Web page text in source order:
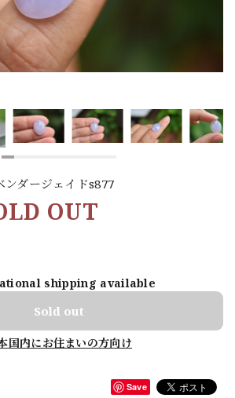
ダージェイドs877
OUT
shipping available
Sold out
国内にお住まいの方向け
Save